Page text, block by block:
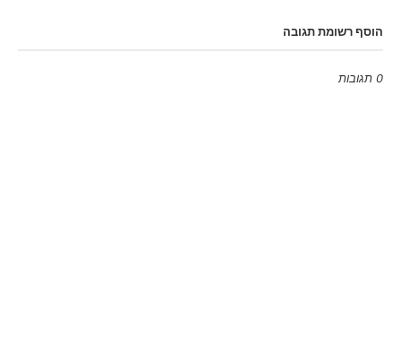
הוסף רשומת תגובה
0 תגובות